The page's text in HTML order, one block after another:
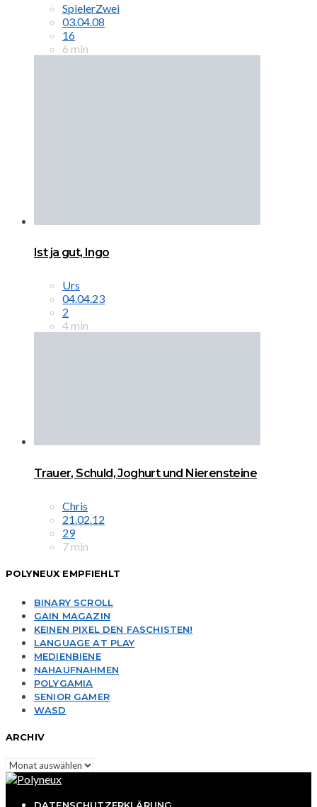
SpielerZwei
03.04.08
16
6 min
Ist ja gut, Ingo
Urs
04.04.23
2
4 min
Trauer, Schuld, Joghurt und Nierensteine
Chris
21.02.12
29
7 min
POLYNEUX EMPFIEHLT
BINARY SCROLL
GAIN MAGAZIN
KEINEN PIXEL DEN FASCHISTEN!
LANGUAGE AT PLAY
MEDIENBIENE
NAHAUFNAHMEN
POLYGAMIA
SENIOR GAMER
WASD
ARCHIV
Archiv